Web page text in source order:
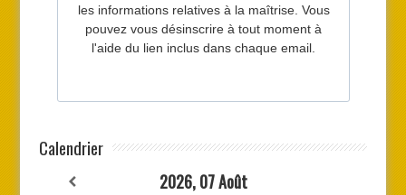
Calendrier
2026, 07 Août